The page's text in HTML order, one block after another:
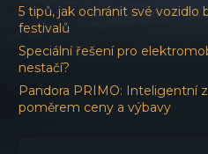
5 tipů, jak ochránit své vozidlo
festivalů
Speciální řešení pro
nestačí?
Pandora PRIMO: Inteligentní
poměrem ceny a výbavy